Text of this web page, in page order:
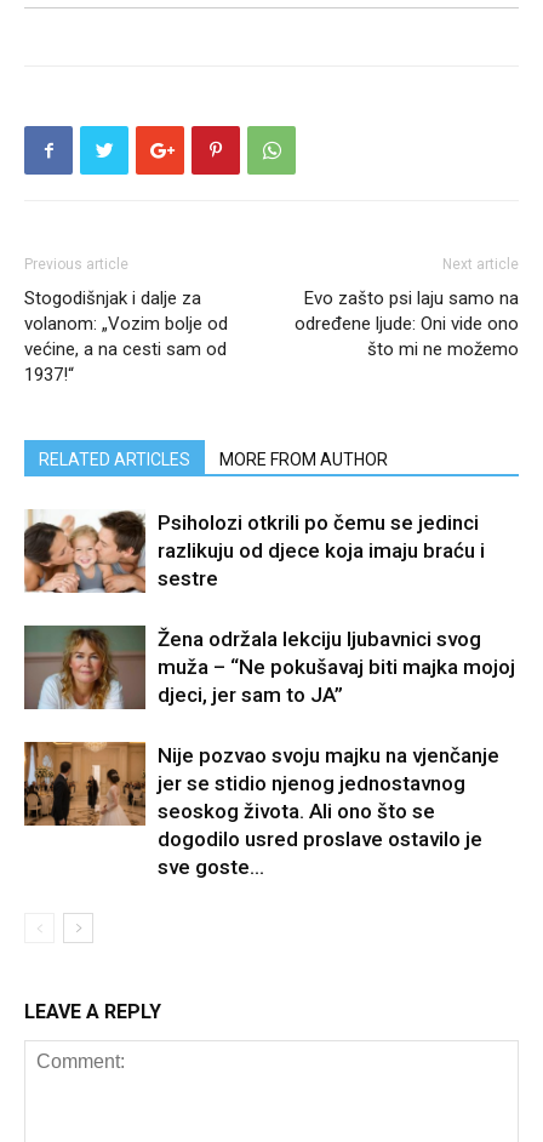
Previous article
Stogodišnjak i dalje za
volanom: „Vozim bolje od
većine, a na cesti sam od
1937!“
Next article
Evo zašto psi laju samo na
određene ljude: Oni vide ono
što mi ne možemo
RELATED ARTICLES MORE FROM AUTHOR
Psiholozi otkrili po čemu se jedinci
razlikuju od djece koja imaju braću i
sestre
Žena održala lekciju ljubavnici svog
muža – “Ne pokušavaj biti majka mojoj
djeci, jer sam to JA”
Nije pozvao svoju majku na vjenčanje
jer se stidio njenog jednostavnog
seoskog života. Ali ono što se
dogodilo usred proslave ostavilo je
sve goste...
LEAVE A REPLY